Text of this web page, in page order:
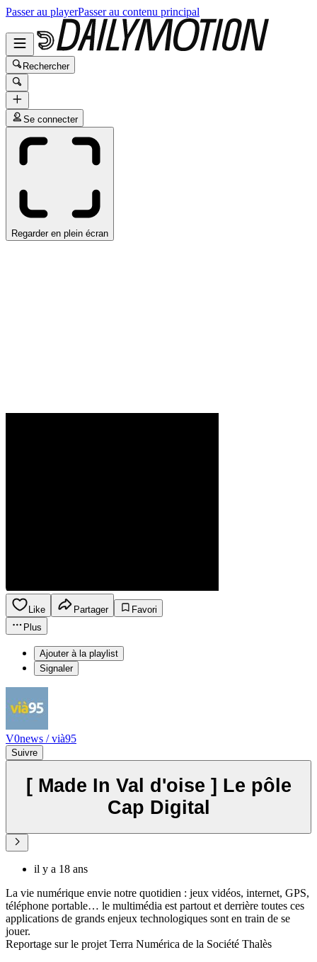
Passer au playerPasser au contenu principal
Rechercher
Se connecter
Regarder en plein écran
Like Partager
Favori
Plus
Ajouter à la playlist
Signaler
V0news / vià95
Suivre
[ Made In Val d'oise ] Le pôle
Cap Digital
il y a 18 ans
La vie numérique envie notre quotidien : jeux vidéos, internet, GPS,
téléphone portable… le multimédia est partout et derrière toutes ces
applications de grands enjeux technologiques sont en train de se
jouer.
Reportage sur le projet Terra Numérica de la Société Thalès